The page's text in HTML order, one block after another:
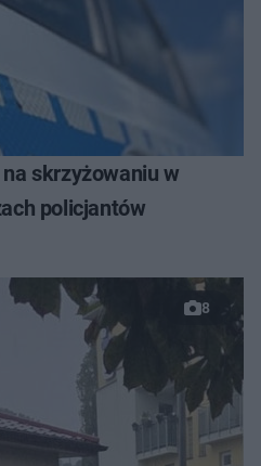
skrzyżowaniu w
policjantów
8